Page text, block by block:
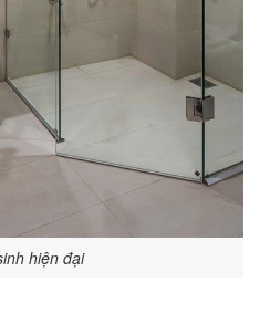
hiện đại